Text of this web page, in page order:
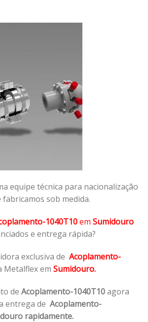
equipe técnica para nacionalização
fabricamos sob medida.
1040T10em Sumidouro
e entrega rápida?
exclusiva de Acoplamento-
Metalflex em Sumidouro.
de Acoplamento-1040T10agora
entrega de Acoplamento-
rapidamente.